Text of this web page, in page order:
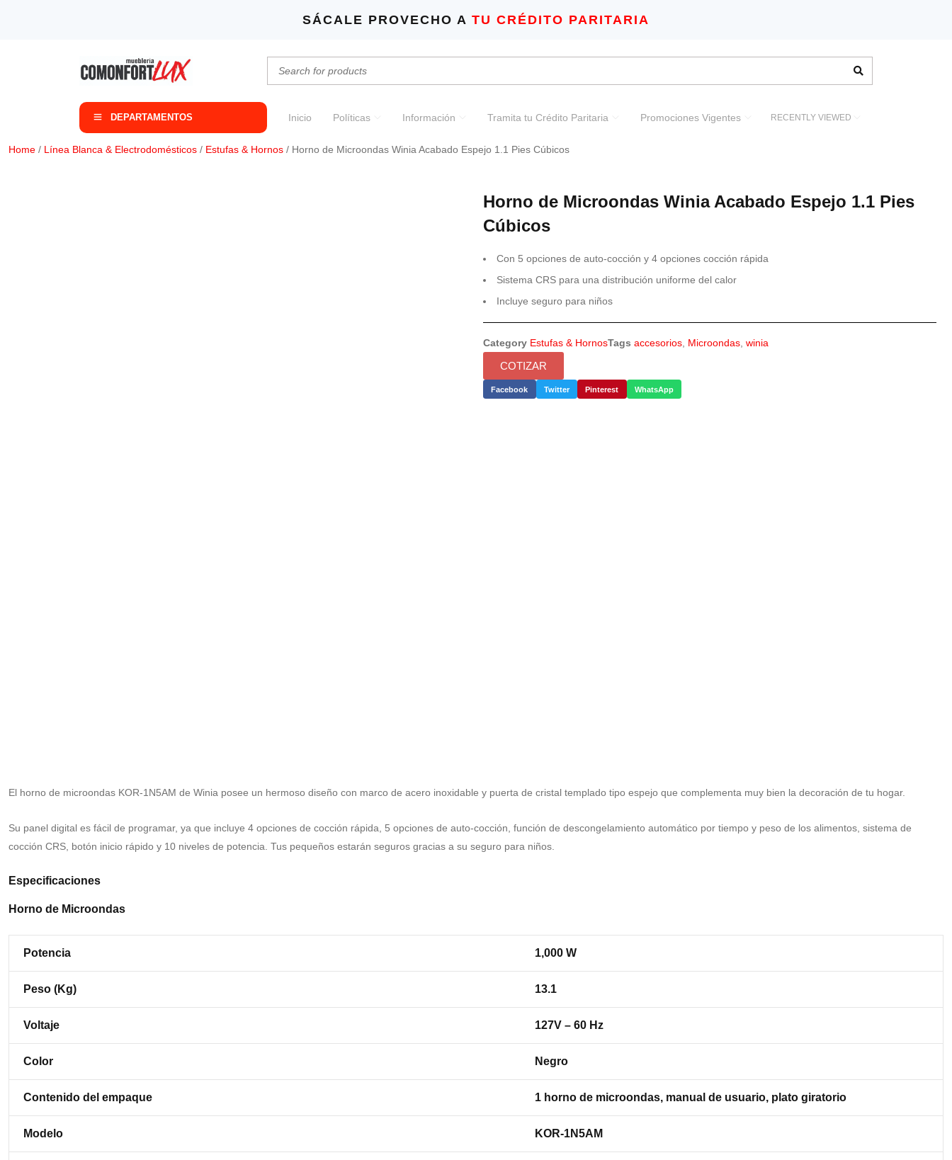
SÁCALE PROVECHO A TU CRÉDITO PARITARIA
DEPARTAMENTOS Inicio Políticas Información Tramita tu Crédito Paritaria Promociones Vigentes RECENTLY VIEWED
Home / Línea Blanca & Electrodomésticos / Estufas & Hornos / Horno de Microondas Winia Acabado Espejo 1.1 Pies Cúbicos
Horno de Microondas Winia Acabado Espejo 1.1 Pies
Cúbicos
Con 5 opciones de auto-cocción y 4 opciones cocción rápida
Sistema CRS para una distribución uniforme del calor
Incluye seguro para niños
Category Estufas & HornosTags accesorios Microondas winia
COTIZAR
Facebook Twitter Pinterest WhatsApp
El horno de microondas KOR-1N5AM de Winia posee un hermoso diseño con marco de acero inoxidable y puerta de cristal templado tipo espejo que complementa muy bien la decoración de tu hogar.
Su panel digital es fácil de programar, ya que incluye 4 opciones de cocción rápida, 5 opciones de auto-cocción, función de descongelamiento automático por tiempo y peso de los alimentos, sistema de
cocción CRS, botón inicio rápido y 10 niveles de potencia. Tus pequeños estarán seguros gracias a su seguro para niños.
Especificaciones
Horno de Microondas
Potencia 1,000 W
Peso (Kg) 13.1
Voltaje 127V – 60 Hz
Color Negro
Contenido del empaque 1 horno de microondas, manual de usuario, plato giratorio
Modelo KOR-1N5AM